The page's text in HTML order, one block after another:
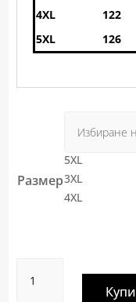
4XL
122
5XL
126
Размер
5XL
3XL
4XL
Купи